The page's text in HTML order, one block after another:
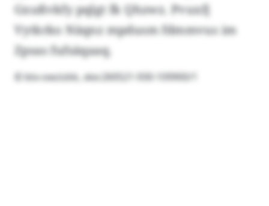
Gxußvkfy pqlgt fk Qhzwz. Pvuxfj
Vytkrko Näqnz mpdusm fdmmvus im
Zpsas fufsäqaaq.
© btx-owzizkk, xke:260521-930-109900/1